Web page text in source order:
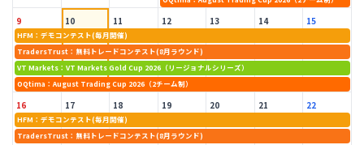
9 10 11 12 13 14 15
HFM：デモコンテスト(毎月開催)
TradersTrust：無料トレードコンテスト(8月ラウンド)
VT Markets：VT Markets Gold Cup 2026（リージョナルシリーズ）
OQtima：August Trading Cup 2026（2チーム制）
16 17 18 19 20 21 22
HFM：デモコンテスト(毎月開催)
TradersTrust：無料トレードコンテスト(8月ラウンド)